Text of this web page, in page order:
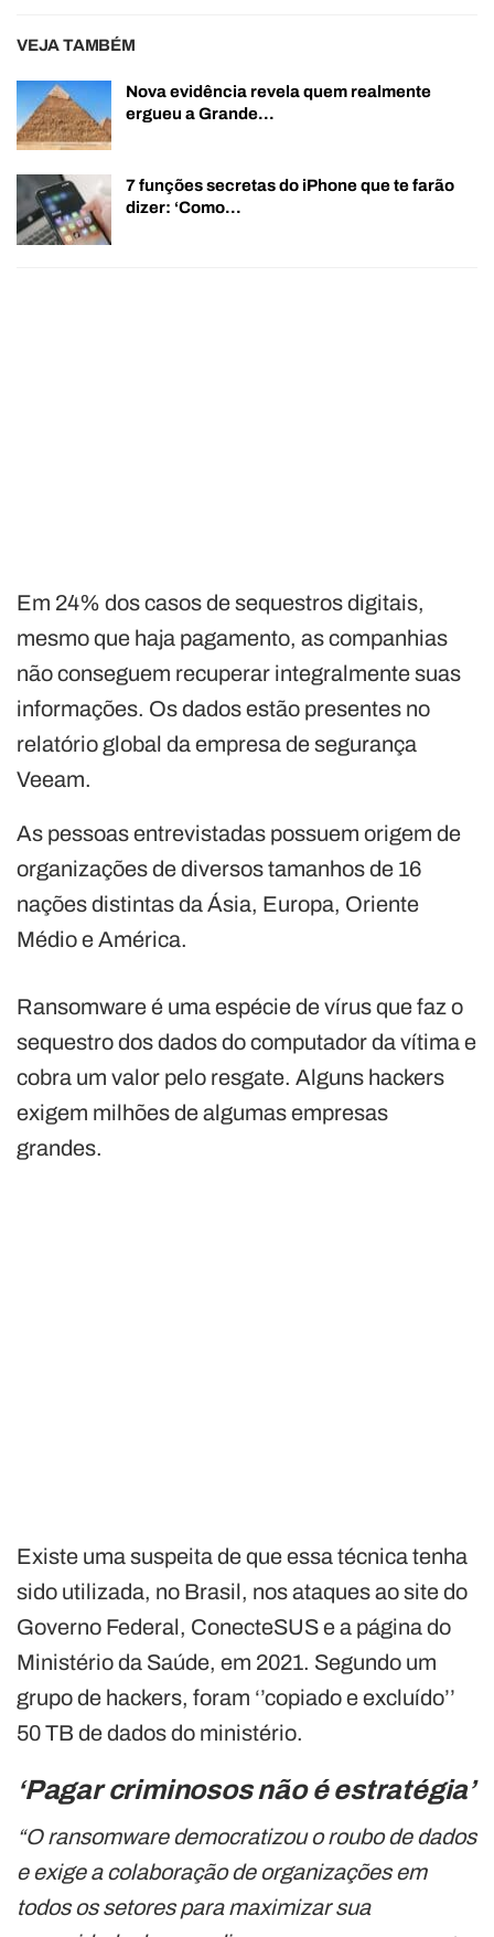
VEJA TAMBÉM
Nova evidência revela quem realmente
ergueu a Grande…
7 funções secretas do iPhone que te farão
dizer: ‘Como…
Em 24% dos casos de sequestros digitais,
mesmo que haja pagamento, as companhias
não conseguem recuperar integralmente suas
informações. Os dados estão presentes no
relatório global da empresa de segurança
Veeam.
As pessoas entrevistadas possuem origem de
organizações de diversos tamanhos de 16
nações distintas da Ásia, Europa, Oriente
Médio e América.
Ransomware é uma espécie de vírus que faz o
sequestro dos dados do computador da vítima e
cobra um valor pelo resgate. Alguns hackers
exigem milhões de algumas empresas
grandes.
Existe uma suspeita de que essa técnica tenha
sido utilizada, no Brasil, nos ataques ao site do
Governo Federal, ConecteSUS e a página do
Ministério da Saúde, em 2021. Segundo um
grupo de hackers, foram ‘’copiado e excluído’’
50 TB de dados do ministério.
‘Pagar criminosos não é estratégia’
“O ransomware democratizou o roubo de dados
e exige a colaboração de organizações em
todos os setores para maximizar sua